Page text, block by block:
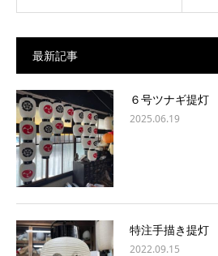
最新記事
６号ツナギ提灯
2025.06.19
特注手描き提灯
2022.09.15